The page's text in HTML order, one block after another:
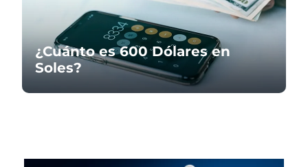
¿Cuánto es 600 Dólares en
Soles?